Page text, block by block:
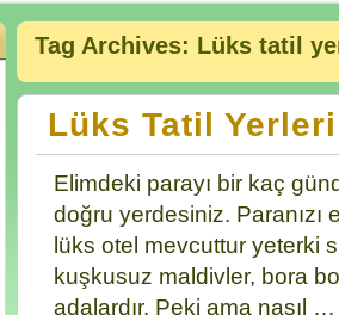
Tag Archives: Lüks tatil
Lüks Tatil Yerleri
Elimdeki parayı bir kaç
doğru yerdesiniz. Paranızı
lüks otel mevcuttur yeterki
kuşkusuz maldivler, bora
adalardır. Peki ama nasıl …